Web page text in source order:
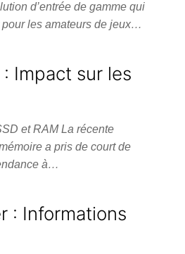
d’entrée de gamme qui
les amateurs de jeux…
Impact sur les
et RAM La récente
a pris de court de
à…
: Informations